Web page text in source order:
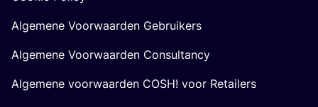
!
Jouw organisatie op COSH!
Over ons
Werken bij COSH!